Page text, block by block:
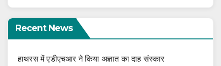
Recent News
हाथरस में एडीएचआर ने किया अज्ञात का दाह संस्कार